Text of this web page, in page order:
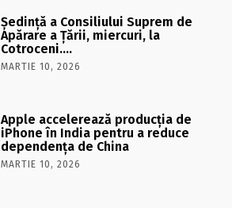
Şedinţă a Consiliului Suprem de
Apărare a Ţării, miercuri, la
Cotroceni….
MARTIE 10, 2026
Apple accelerează producția de
iPhone în India pentru a reduce
dependența de China
MARTIE 10, 2026